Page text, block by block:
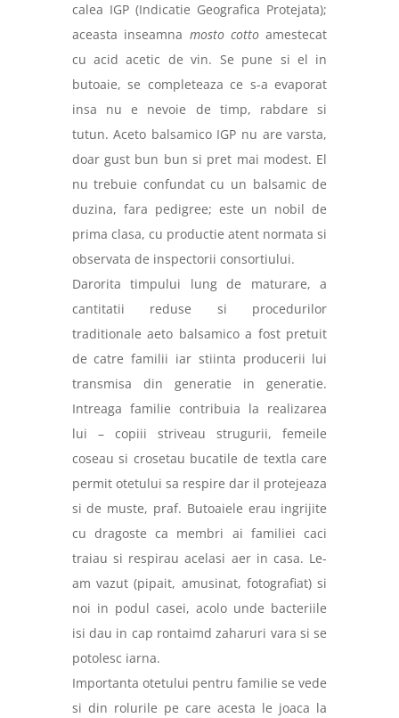
calea IGP (Indicatie Geografica Protejata);
aceasta inseamna mosto cottoamestecat
cu acid acetic de vin. Se pune si el in
butoaie, se completeaza ce s-a evaporat
insa nu e nevoie de timp, rabdare si
tutun. Aceto balsamico IGP nu are varsta,
doar gust bun bun si pret mai modest. El
nu trebuie confundat cu un balsamic de
duzina, fara pedigree; este un nobil de
prima clasa, cu productie atent normata si
observata de inspectorii consortiului.
Darorita timpului lung de maturare, a
cantitatii reduse si procedurilor
traditionale aeto balsamico a fost pretuit
de catre familii iar stiinta producerii lui
transmisa din generatie in generatie.
Intreaga familie contribuia la realizarea
lui – copiii striveau strugurii, femeile
coseau si crosetau bucatile de textla care
permit otetului sa respire dar il protejeaza
si de muste, praf. Butoaiele erau ingrijite
cu dragoste ca membri ai familiei caci
traiau si respirau acelasi aer in casa. Le-
am vazut (pipait, amusinat, fotografiat) si
noi in podul casei, acolo unde bacteriile
isi dau in cap rontaimd zaharuri vara si se
potolesc iarna.
Importanta otetului pentru familie se vede
si din rolurile pe care acesta le joaca la